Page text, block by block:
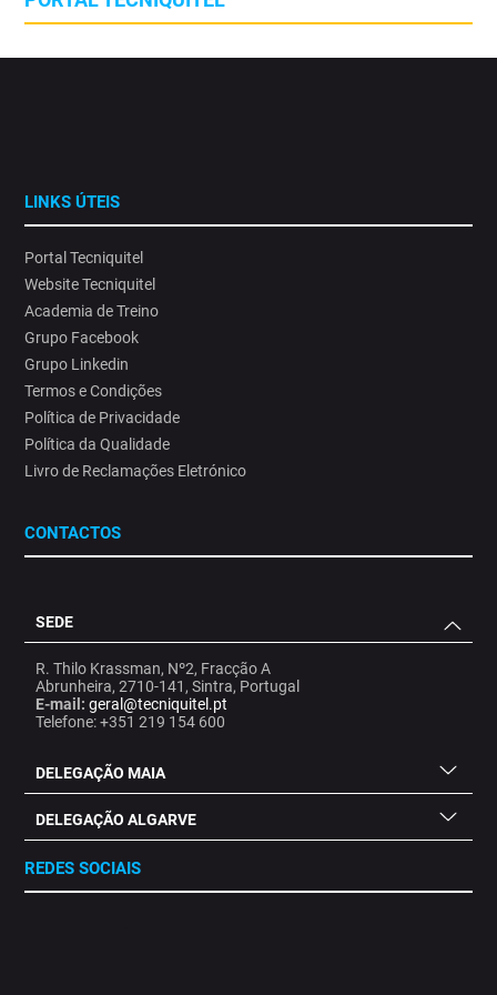
LINKS ÚTEIS
Portal Tecniquitel
Website Tecniquitel
Academia de Treino
Grupo Facebook
Grupo Linkedin
Termos e Condições
Política de Privacidade
Política da Qualidade
Livro de Reclamações Eletrónico
CONTACTOS
SEDE
R. Thilo Krassman, Nº2, Fracção A
Abrunheira, 2710-141, Sintra, Portugal
E-mail: geral@tecniquitel.pt
Telefone: +351 219 154 600
DELEGAÇÃO MAIA
DELEGAÇÃO ALGARVE
REDES SOCIAIS